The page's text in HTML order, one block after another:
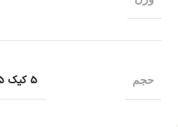
حجم 5 کیک 35 گرمی معادل 175 گرکم